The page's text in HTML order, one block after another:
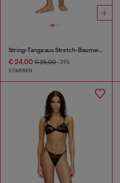
String-Tanga aus Stretch-Baumwolle mit Metallic-Effekt
€ 24,00 € 35,00-31%
2 FARBEN